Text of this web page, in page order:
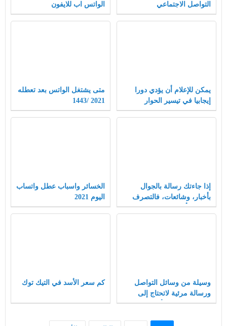
التواصل الاجتماعي
الواتس اب للايفون
يمكن للإعلام أن يؤدي دورا
إيجابيا في تيسير الحوار
والتسامح
متى يشتغل الواتس بعد تعطله
2021 /1443
إذا جاءتك رسالة بالجوال
بأخبار، وشائعات، فالتصرف
الصحيح أن تقوم بنقلها كما هي
الخسائر واسباب عطل واتساب
اليوم 2021
وسيلة من وسائل التواصل
ورسالة مرئية لاتحتاج إلى
ترجمة وحداتها الألوان
كم سعر الأسد في التيك توك